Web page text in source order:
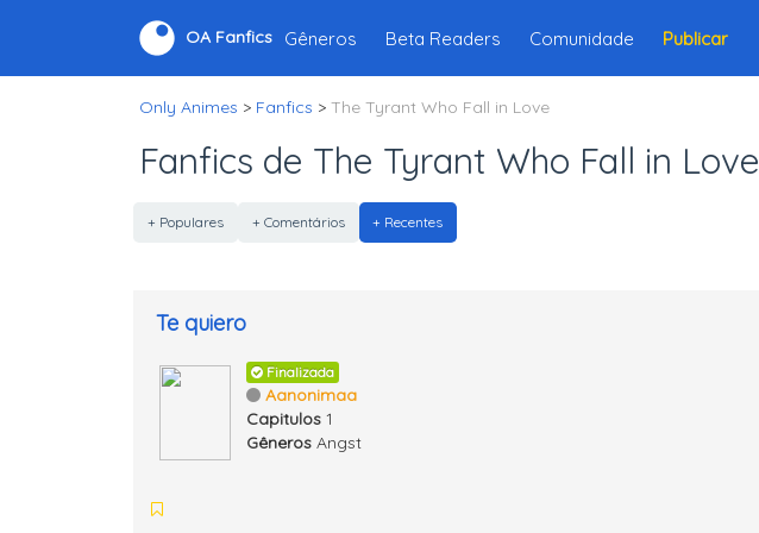
OA Fanfics Gêneros Beta Readers Comunidade Publicar
Only Animes > Fanfics > The Tyrant Who Fall in Love
Fanfics de The Tyrant Who Fall in Love
+ Populares + Comentários + Recentes
Te quiero
Finalizada
Aanonimaa
Capitulos 1
Gêneros Angst